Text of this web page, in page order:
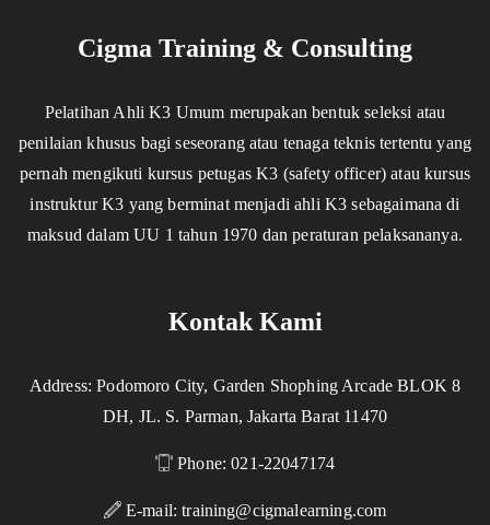
Cigma Training & Consulting
Pelatihan Ahli K3 Umum merupakan bentuk seleksi atau
penilaian khusus bagi seseorang atau tenaga teknis tertentu yang
pernah mengikuti kursus petugas K3 (safety officer) atau kursus
instruktur K3 yang berminat menjadi ahli K3 sebagaimana di
maksud dalam UU 1 tahun 1970 dan peraturan pelaksananya.
Kontak Kami
Address: Podomoro City, Garden Shophing Arcade BLOK 8
DH, JL. S. Parman, Jakarta Barat 11470
Phone: 021-22047174
E-mail:training@cigmalearning.com